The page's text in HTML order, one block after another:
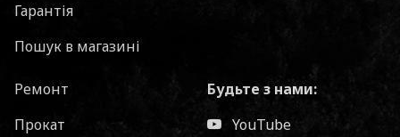
Гарантія
Пошук в магазині
Ремонт
Прокат
Будьте з нами:
YouTube